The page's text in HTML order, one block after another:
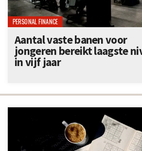
PERSONAL FINANCE
Aantal vaste banen voor
jongeren bereikt laagste
in vijf jaar